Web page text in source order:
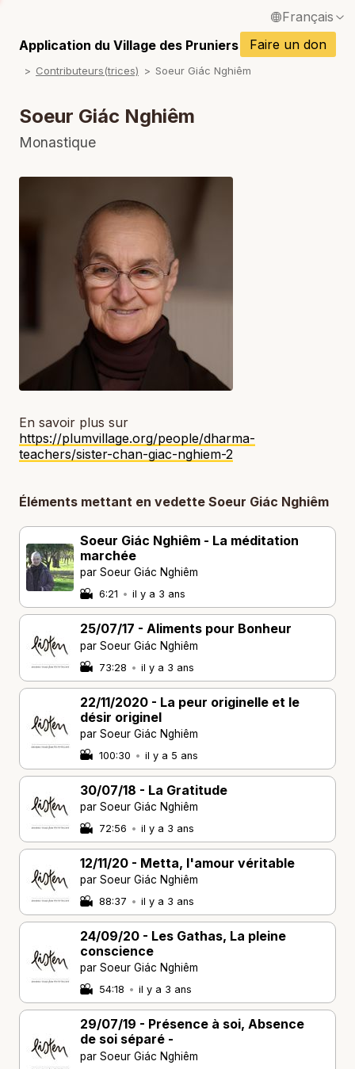
Français
English / Anglais
Español / Espagnol
Application du Village des Pruniers Faire un don
Contributeurs(trices) Soeur Giác Nghiêm
Soeur Giác Nghiêm
Monastique
En savoir plus sur
https://plumvillage.org/people/dharma-
teachers/sister-chan-giac-nghiem-2
Éléments mettant en vedette Soeur Giác Nghiêm
Soeur Giác Nghiêm - La méditation
marchée
par Soeur Giác Nghiêm
6:21 • il y a 3 ans
25/07/17 - Aliments pour Bonheur
par Soeur Giác Nghiêm
73:28 • il y a 3 ans
22/11/2020 - La peur originelle et le
désir originel
par Soeur Giác Nghiêm
100:30 • il y a 5 ans
30/07/18 - La Gratitude
par Soeur Giác Nghiêm
72:56 • il y a 3 ans
12/11/20 - Metta, l'amour véritable
par Soeur Giác Nghiêm
88:37 • il y a 3 ans
24/09/20 - Les Gathas, La pleine
conscience
par Soeur Giác Nghiêm
54:18 • il y a 3 ans
29/07/19 - Présence à soi, Absence
de soi séparé -
par Soeur Giác Nghiêm